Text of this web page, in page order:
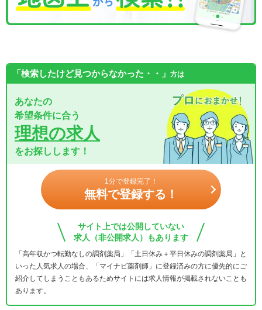
「検索したけど見つからなかった・・」 方は
あなたの
希望条件に合う
理想の求人
をお探しします！
1分で登録完了！
無料で登録する！
サイト上では公開していない
求人（非公開求人）もあります
「高年収かつ転勤なしの調剤薬局」「土日休み＋平日休みの調剤薬局」と
いった人気求人の場合、「マイナビ薬剤師」に登録済みの方に優先的にご
紹介してしまうこともあるためサイトには求人情報が掲載されないことも
あります。